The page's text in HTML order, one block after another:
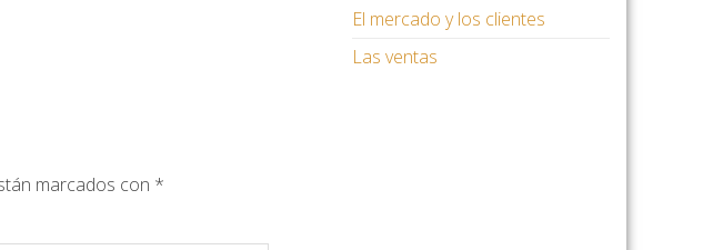
marcados con *
El mercado y los clientes
Las ventas